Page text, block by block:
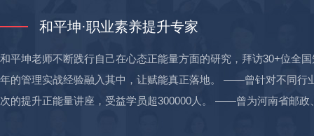
和平坤·职业素养提升专家
和平坤老师不断践行自己在心态正能量方面的研究，拜访30+位全
年的管理实战经验融入其中，让赋能真正落地。 ——曾针对不同行
次的提升正能量讲座，受益学员超300000人。 ——曾为河南省邮